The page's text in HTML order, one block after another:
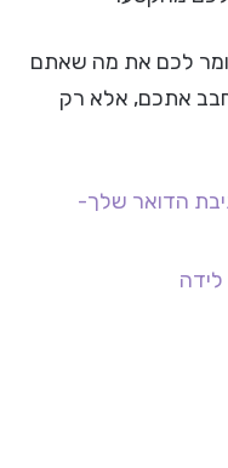
לכם את מה שאתם
אתכם, אלא רק
הדואר שלך-
לידה